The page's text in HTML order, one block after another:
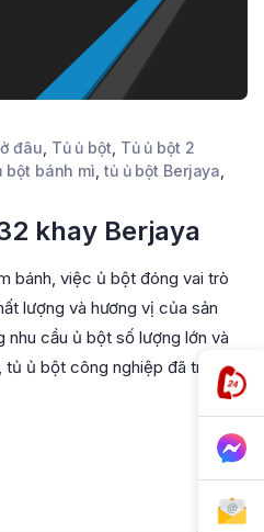
đâu Tủ ủ bột Tủ ủ bột 2
bột bánh mì tủ ủ bột Berjaya
khay Berjaya
bánh, việc ủ bột đóng vai trò
lượng và hương vị của sản
cầu ủ bột số lượng lớn và
ủ bột công nghiệp đã trở